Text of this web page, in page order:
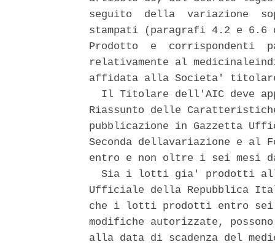
seguito  della  variazione
stampati (paragrafi 4.2 e 6.6
Prodotto  e
relativamente al
affidata alla Societa'
Il Titolare dell'AIC deve
Riassunto delle
pubblicazione in Gazzetta
Seconda dellavariazione e
entro e non oltre i sei mesi
Sia i lotti gia' prodotti
Ufficiale della Repubblica
che i lotti prodotti entro sei
modifiche autorizzate,
alla data di scadenza del